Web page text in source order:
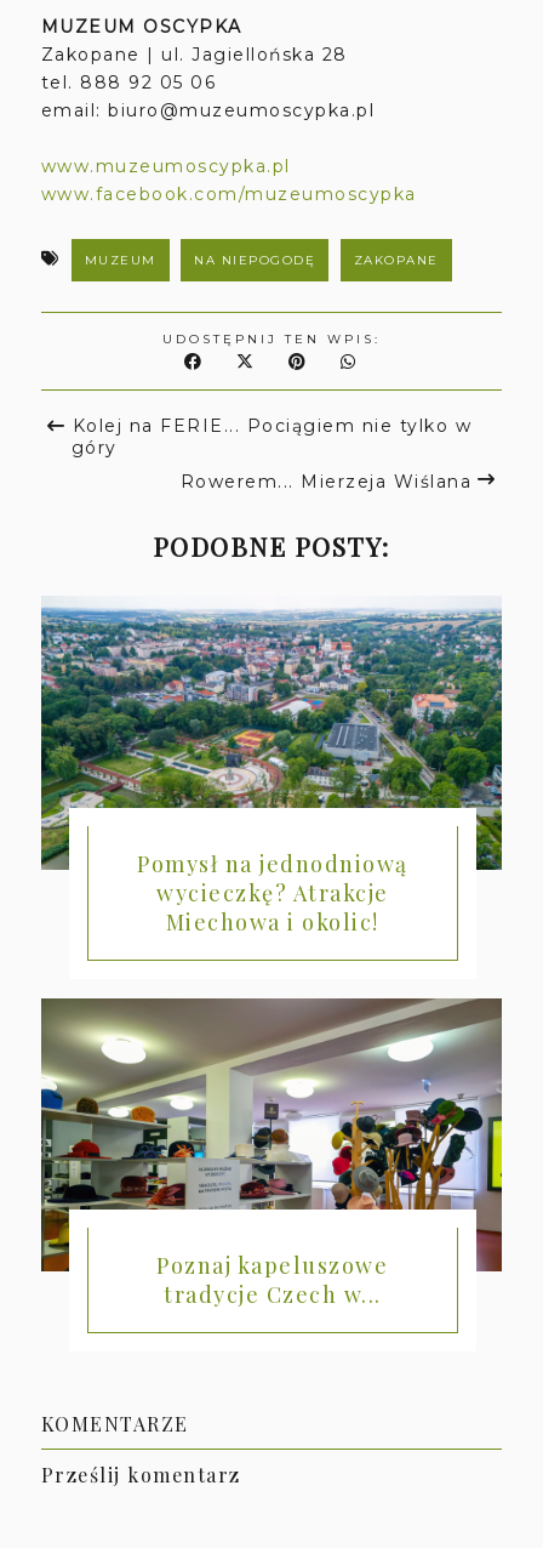
MUZEUM OSCYPKA
Zakopane | ul. Jagiellońska 28
tel. 888 92 05 06
email: biuro@muzeumoscypka.pl
www.muzeumoscypka.pl
www.facebook.com/muzeumoscypka
MUZEUM NA NIEPOGODĘ ZAKOPANE
UDOSTĘPNIJ TEN WPIS:
Kolej na FERIE... Pociągiem nie tylko w
góry
Rowerem... Mierzeja Wiślana
PODOBNE POSTY:
Pomysł na jednodniową
wycieczkę? Atrakcje
Miechowa i okolic!
Poznaj kapeluszowe
tradycje Czech w...
KOMENTARZE
Prześlij komentarz